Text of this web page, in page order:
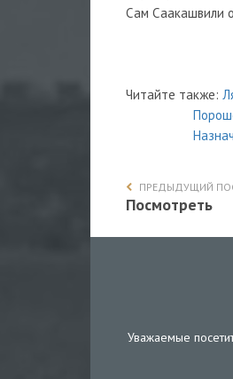
Сам Саакашвили
Читайте также:
ПРЕДЫДУЩИЙ
Посмотреть
Уважаемые